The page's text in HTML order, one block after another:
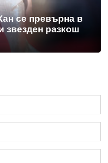
се превърна в
звезден разкош